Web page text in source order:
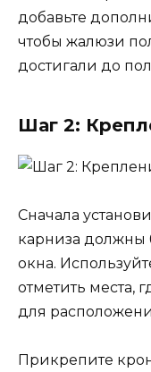
добавьте
чтобы жалюзи
достигали до
Шаг 2:
Сначала
карниза должны
окна.
отметить места,
для
Прикрепите